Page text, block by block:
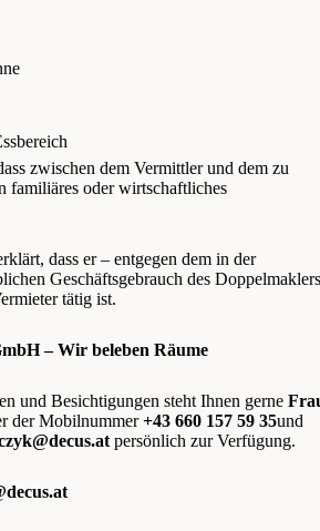
zwischen dem Vermittler und dem zu
familiäres oder wirtschaftliches
dass er – entgegen dem in der
Geschäftsgebrauch des Doppelmaklers
tätig ist.
– Wir beleben Räume
und Besichtigungen steht Ihnen gerne
der Mobilnummer+43 660 157 59 35und
persönlich zur Verfügung.